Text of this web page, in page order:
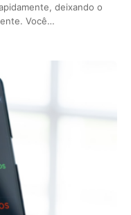
deixando o
Você…